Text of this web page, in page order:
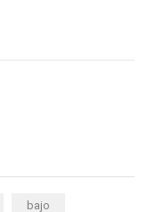
bajo